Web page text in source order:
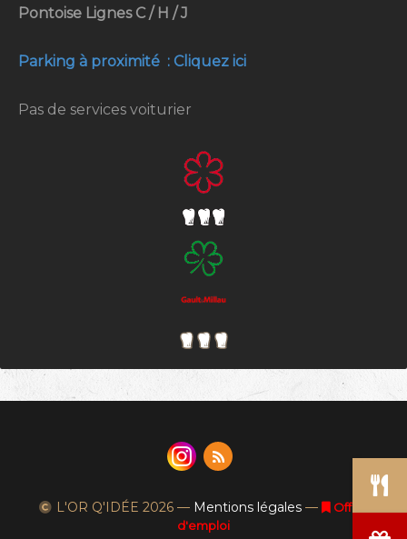
Pontoise Lignes C / H / J
Parking à proximité : Cliquez ici
Pas de services voiturier
L'OR Q'IDÉE 2026 — Mentions légales —
Offres
d'emploi